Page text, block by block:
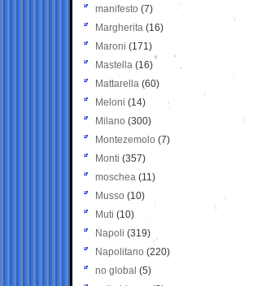
manifesto (7)
Margherita (16)
Maroni (171)
Mastella (16)
Mattarella (60)
Meloni (14)
Milano (300)
Montezemolo (7)
Monti (357)
moschea (11)
Musso (10)
Muti (10)
Napoli (319)
Napolitano (220)
no global (5)